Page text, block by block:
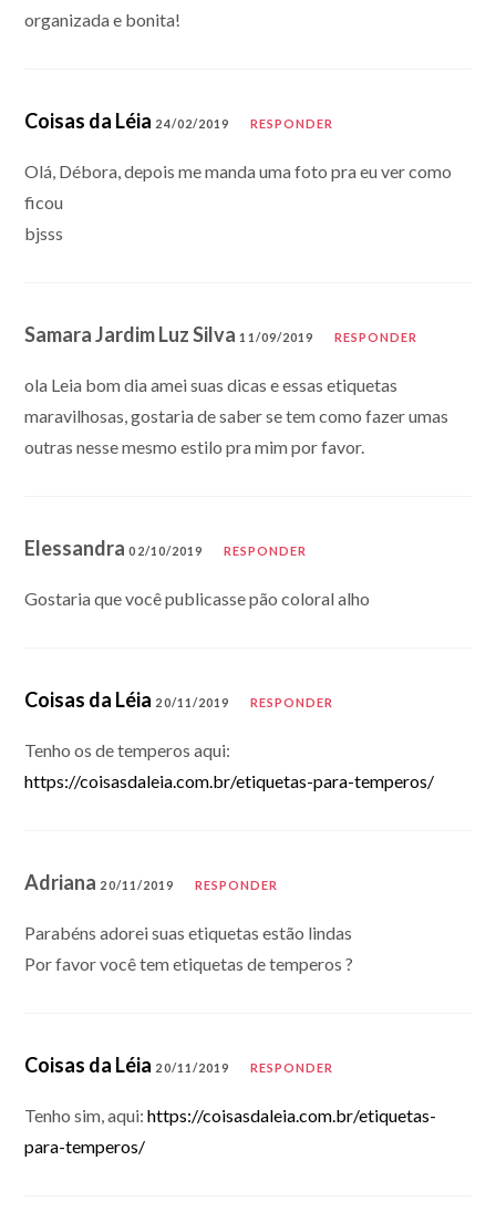
organizada e bonita!
Coisas da Léia 24/02/2019 RESPONDER
Olá, Débora, depois me manda uma foto pra eu ver como
ficou
bjsss
Samara Jardim Luz Silva11/09/2019 RESPONDER
ola Leia bom dia amei suas dicas e essas etiquetas
maravilhosas, gostaria de saber se tem como fazer umas
outras nesse mesmo estilo pra mim por favor.
Elessandra02/10/2019 RESPONDER
Gostaria que você publicasse pão coloral alho
Coisas da Léia 20/11/2019 RESPONDER
Tenho os de temperos aqui:
https://coisasdaleia.com.br/etiquetas-para-temperos/
Adriana 20/11/2019 RESPONDER
Parabéns adorei suas etiquetas estão lindas
Por favor você tem etiquetas de temperos ?
Coisas da Léia 20/11/2019 RESPONDER
Tenho sim, aqui:https://coisasdaleia.com.br/etiquetas-
para-temperos/